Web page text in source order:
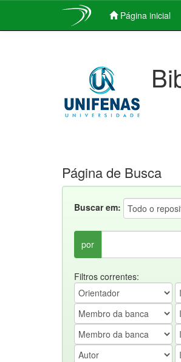
Página inicial
Página de Busca
Buscar em:
por
Filtros correntes: